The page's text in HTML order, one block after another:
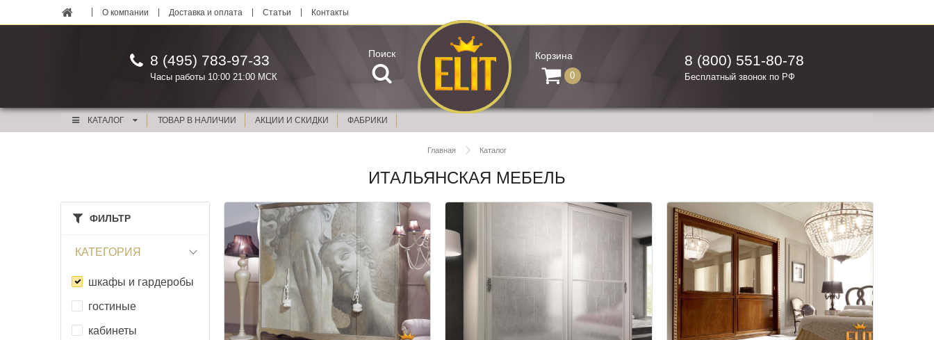
О компании Доставка и оплата Статьи Контакты
8 (495) 783-97-33
Часы работы 10:00 21:00 МСК
Поиск Корзина
0
8 (800) 551-80-78
Бесплатный звонок по РФ
КАТАЛОГ ТОВАР В НАЛИЧИИ АКЦИИ И СКИДКИ ФАБРИКИ
Главная Каталог
ИТАЛЬЯНСКАЯ МЕБЕЛЬ
ФИЛЬТР
КАТЕГОРИЯ
шкафы и гардеробы
гостиные
кабинеты